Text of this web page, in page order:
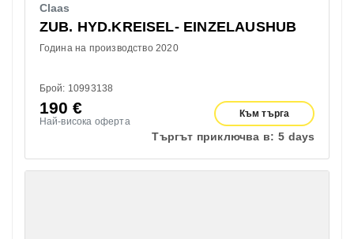
Claas
ZUB. HYD.KREISEL- EINZELAUSHUB
Година на производство 2020
Брой: 10993138
190€
Най-висока оферта
Към търга
Търгът приключва в: 5 days